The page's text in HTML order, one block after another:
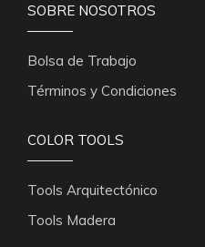
SOBRE NOSOTROS
Bolsa de Trabajo
Términos y Condiciones
COLOR TOOLS
Tools Arquitectónico
Tools Madera